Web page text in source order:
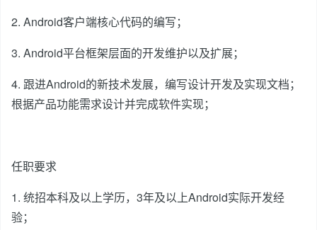
2. Android客户端核心代码的编写；
3. Android平台框架层面的开发维护以及扩展；
4. 跟进Android的新技术发展，编写设计开发及实现文档；
根据产品功能需求设计并完成软件实现；
任职要求
1. 统招本科及以上学历，3年及以上Android实际开发经
验；